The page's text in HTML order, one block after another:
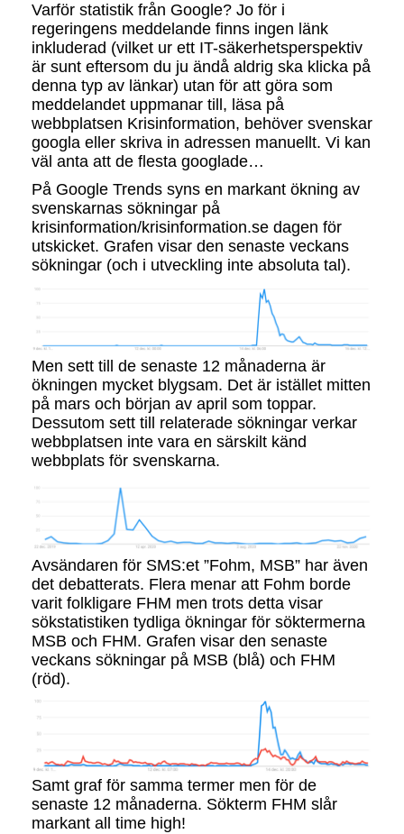
Varför statistik från Google? Jo för i
regeringens meddelande finns ingen länk
inkluderad (vilket ur ett IT-säkerhetsperspektiv
är sunt eftersom du ju ändå aldrig ska klicka på
denna typ av länkar) utan för att göra som
meddelandet uppmanar till, läsa på
webbplatsen Krisinformation, behöver svenskar
googla eller skriva in adressen manuellt. Vi kan
väl anta att de flesta googlade…
På Google Trends syns en markant ökning av
svenskarnas sökningar på
krisinformation/krisinformation.se dagen för
utskicket. Grafen visar den senaste veckans
sökningar (och i utveckling inte absoluta tal).
Men sett till de senaste 12 månaderna är
ökningen mycket blygsam. Det är istället mitten
på mars och början av april som toppar.
Dessutom sett till relaterade sökningar verkar
webbplatsen inte vara en särskilt känd
webbplats för svenskarna.
Avsändaren för SMS:et ”Fohm, MSB” har även
det debatterats. Flera menar att Fohm borde
varit folkligare FHM men trots detta visar
sökstatistiken tydliga ökningar för söktermerna
MSB och FHM. Grafen visar den senaste
veckans sökningar på MSB (blå) och FHM
(röd).
Samt graf för samma termer men för de
senaste 12 månaderna. Sökterm FHM slår
markant all time high!